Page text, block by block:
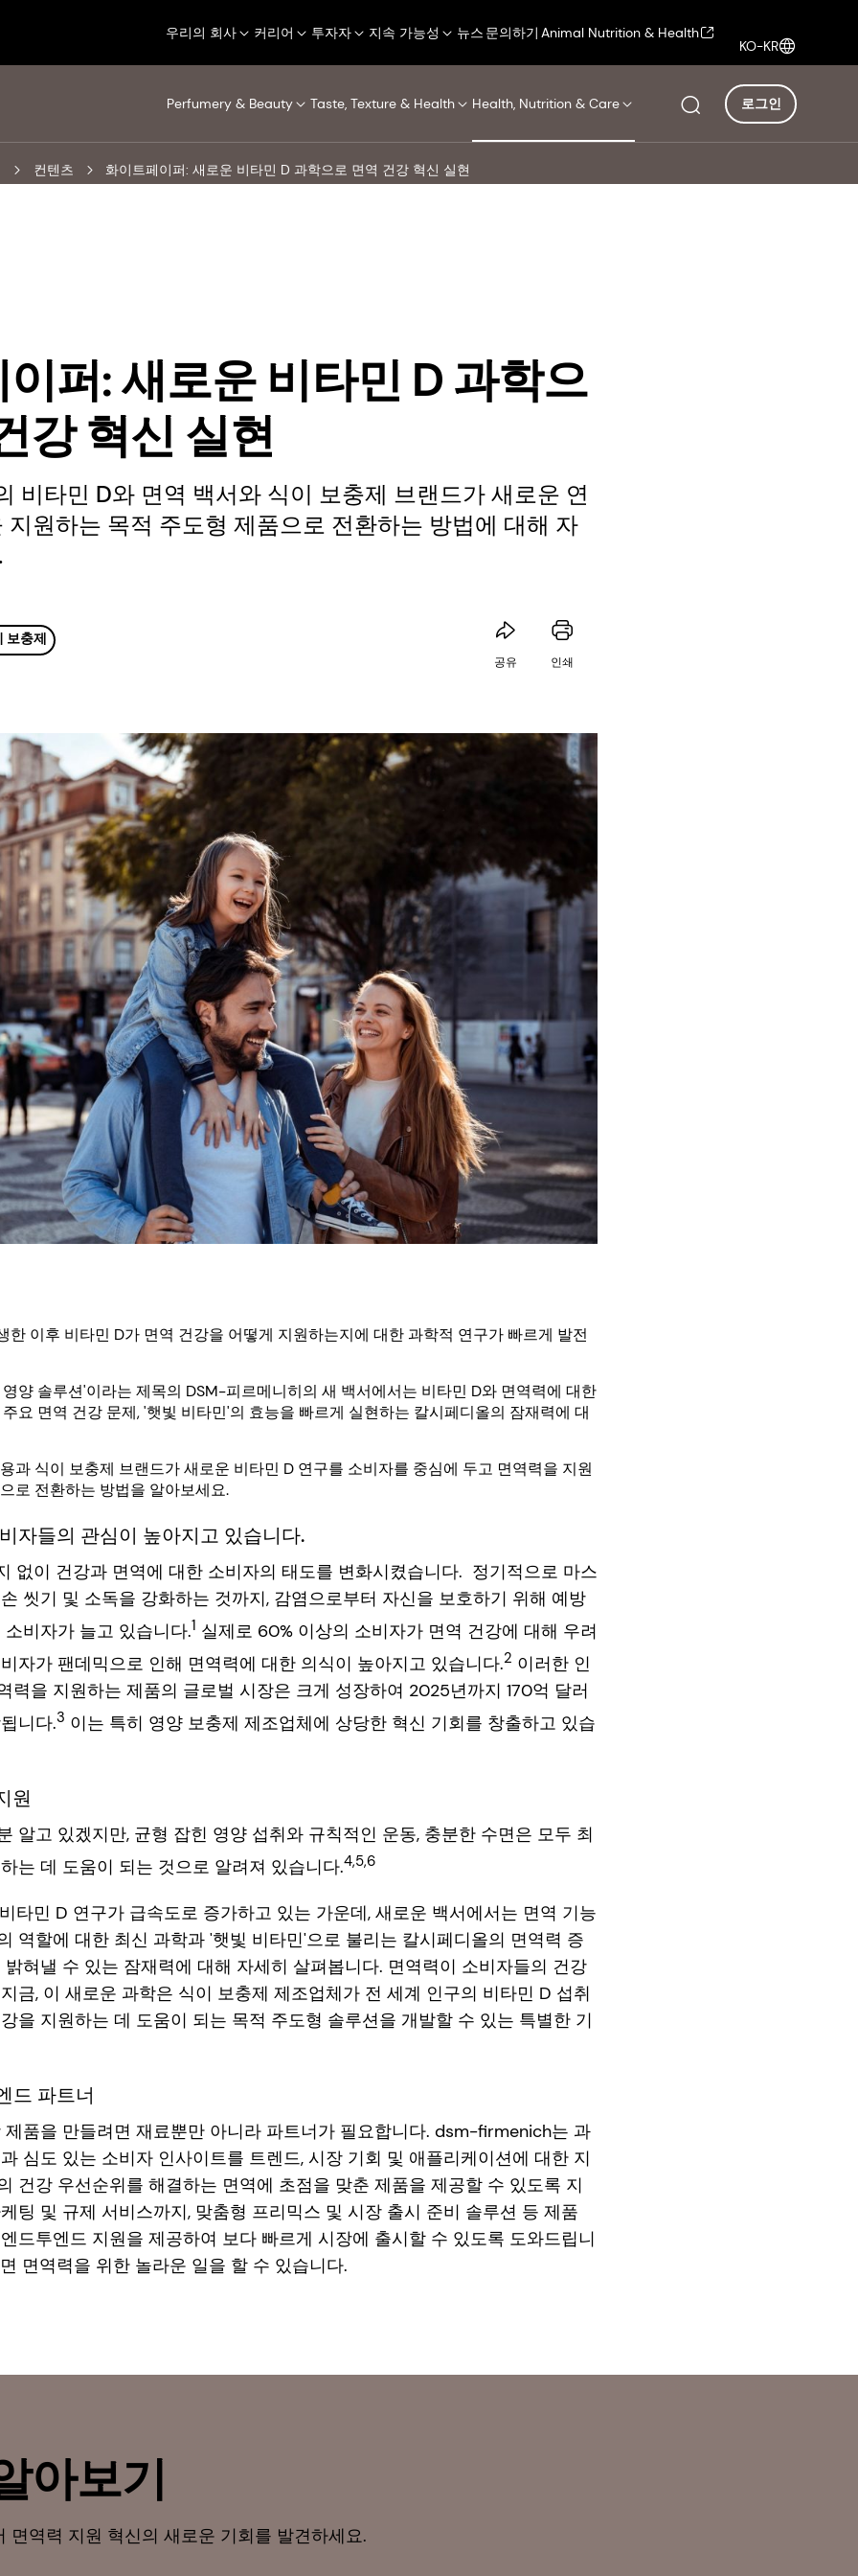
우리의 회사 커리어 투자자 지속 가능성 뉴스 문의하기 Animal Nutrition & Health
KO-KR
Perfumery & Beauty Taste, Texture & Health Health, Nutrition & Care 로그인
컨텐츠 화이트페이퍼: 새로운 비타민 D 과학으로 면역 건강 혁신 실현
퍼: 새로운 비타민 D 과학으
강 혁신 실현
타민 D와 면역 백서와 식이 보충제 브랜드가 새로운 연
지원하는 목적 주도형 제품으로 전환하는 방법에 대해 자
보충제
공유 인쇄
한 이후 비타민 D가 면역 건강을 어떻게 지원하는지에 대한 과학적 연구가 빠르게 발전
양 솔루션'이라는 제목의 DSM-피르메니히의 새 백서에서는 비타민 D와 면역력에 대한
요 면역 건강 문제, '햇빛 비타민'의 효능을 빠르게 실현하는 칼시페디올의 잠재력에 대
과 식이 보충제 브랜드가 새로운 비타민 D 연구를 소비자를 중심에 두고 면역력을 지원
로 전환하는 방법을 알아보세요.
자들의 관심이 높아지고 있습니다.
없이 건강과 면역에 대한 소비자의 태도를 변화시켰습니다. 정기적으로 마스
씻기 및 소독을 강화하는 것까지, 감염으로부터 자신을 보호하기 위해 예방
비자가 늘고 있습니다.1 실제로 60% 이상의 소비자가 면역 건강에 대해 우려
자가 팬데믹으로 인해 면역력에 대한 의식이 높아지고 있습니다.2 이러한 인
력을 지원하는 제품의 글로벌 시장은 크게 성장하여 2025년까지 170억 달러
니다.3 이는 특히 영양 보충제 제조업체에 상당한 혁신 기회를 창출하고 있습
원
알고 있겠지만, 균형 잡힌 영양 섭취와 규칙적인 운동, 충분한 수면은 모두 최
는 데 도움이 되는 것으로 알려져 있습니다.4,5,6
타민 D 연구가 급속도로 증가하고 있는 가운데, 새로운 백서에서는 면역 기능
역할에 대한 최신 과학과 '햇빛 비타민'으로 불리는 칼시페디올의 면역력 증
혀낼 수 있는 잠재력에 대해 자세히 살펴봅니다. 면역력이 소비자들의 건강
금, 이 새로운 과학은 식이 보충제 제조업체가 전 세계 인구의 비타민 D 섭취
을 지원하는 데 도움이 되는 목적 주도형 솔루션을 개발할 수 있는 특별한 기
드 파트너
품을 만들려면 재료뿐만 아니라 파트너가 필요합니다. dsm-firmenich는 과
심도 있는 소비자 인사이트를 트렌드, 시장 기회 및 애플리케이션에 대한 지
건강 우선순위를 해결하는 면역에 초점을 맞춘 제품을 제공할 수 있도록 지
팅 및 규제 서비스까지, 맞춤형 프리믹스 및 시장 출시 준비 솔루션 등 제품
드투엔드 지원을 제공하여 보다 빠르게 시장에 출시할 수 있도록 도와드립니
면역력을 위한 놀라운 일을 할 수 있습니다.
아보기
면역력 지원 혁신의 새로운 기회를 발견하세요.